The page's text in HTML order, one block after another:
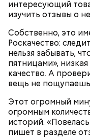
интересующий
изучить отзывы о
Собственно, это
Роскачество:
нельзя забывать,
пятницами»,
качество. А
вещь не
Этот огромный
огромным
историй.
пишет в разделе
— У меня была
взяла еще до того,
меня не было
рефинансирование
еще дороже. На
уходило около
больше половины
более 50
ипотеки может
Кроме того,
свое внимание на
получить за счет